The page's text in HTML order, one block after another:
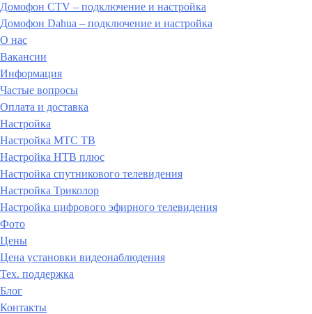
Домофон CTV – подключение и настройка
Домофон Dahua – подключение и настройка
О нас
Вакансии
Информация
Частые вопросы
Оплата и доставка
Настройка
Настройка МТС ТВ
Настройка НТВ плюс
Настройка спутникового телевидения
Настройка Триколор
Настройка цифрового эфирного телевидения
Фото
Цены
Цена установки видеонаблюдения
Тех. поддержка
Блог
Контакты